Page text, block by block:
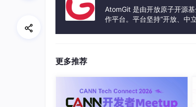
一个高效、完整的Java开发工具链是
nkins/GitHub Actions、SonarQube、
求和团队习惯，合理选择和配置这些工
AtomGit 是由开放原子开源
作平台。平台坚持“开放、中
更多推荐